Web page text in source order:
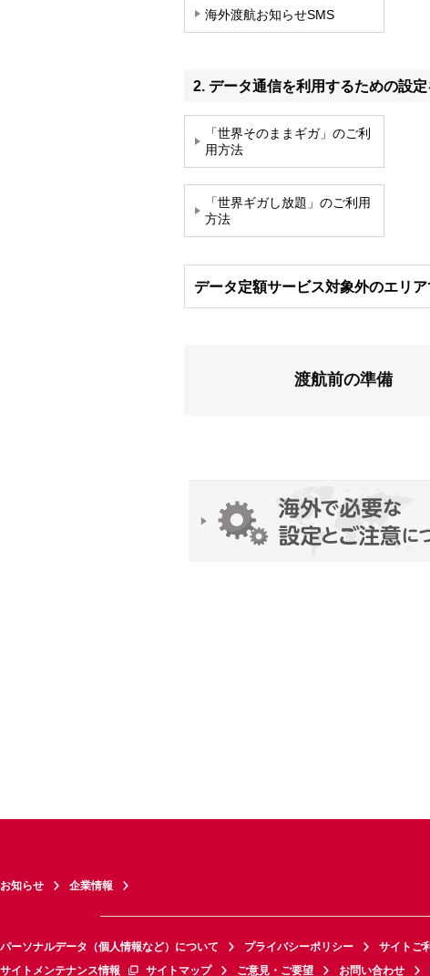
海外渡航お知らせSMS
2. データ通信を利用するための設定
「世界そのままギガ」のご利
用方法
「世界ギガし放題」のご利用
方法
データ定額サービス対象外のエリ
渡航前の準備
お知らせ 企業情報
パーソナルデータ（個人情報など）について プライバシーポリシー サイトご
サイトメンテナンス情報
サイトマップ ご意見・ご要望 お問い合わせ